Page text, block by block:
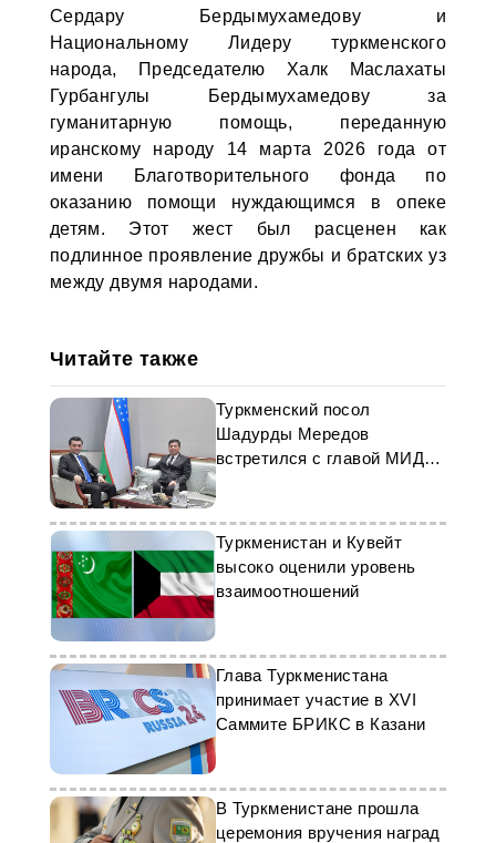
Сердару Бердымухамедову и
Национальному Лидеру туркменского
народа, Председателю Халк Маслахаты
Гурбангулы Бердымухамедову за
гуманитарную помощь, переданную
иранскому народу 14 марта 2026 года от
имени Благотворительного фонда по
оказанию помощи нуждающимся в опеке
детям. Этот жест был расценен как
подлинное проявление дружбы и братских уз
между двумя народами.
Читайте также
Туркменский посол
Шадурды Мередов
встретился с главой МИД
Узбекистана
Туркменистан и Кувейт
высоко оценили уровень
взаимоотношений
Глава Туркменистана
принимает участие в XVI
Саммите БРИКС в Казани
В Туркменистане прошла
церемония вручения наград